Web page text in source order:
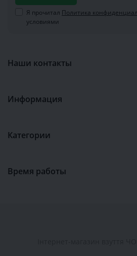
Я прочитал Политика
условиями
Наши контакты
Информация
Категории
Время работы